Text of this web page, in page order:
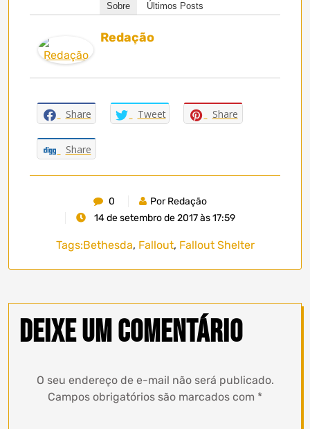
Sobre Últimos Posts
Redação
Share Tweet Share
Share
0
Por Redação
14 de setembro de 2017 às 17:59
Tags:Bethesda, Fallout, Fallout Shelter
Deixe um comentário
O seu endereço de e-mail não será publicado.
Campos obrigatórios são marcados com *